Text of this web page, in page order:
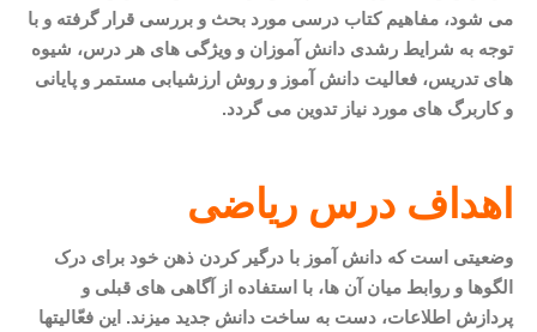
می شود، مفاهیم کتاب درسی مورد بحث و بررسی قرار گرفته و با
توجه به شرایط رشدی دانش آموزان و ویژگی های هر درس، شیوه
های تدریس، فعالیت دانش آموز و روش ارزشیابی مستمر و پایانی
و کاربرگ های مورد نیاز تدوین می گردد.
اهداف درس ریاضی
وضعیتی است که دانش آموز با درگیر کردن ذهن خود برای درک
الگوها و روابط میان آن ها، با استفاده از آگاهی های قبلی و
پردازش اطلاعات، دست به ساخت دانش جدید می­زند. این فعّالیت­ها